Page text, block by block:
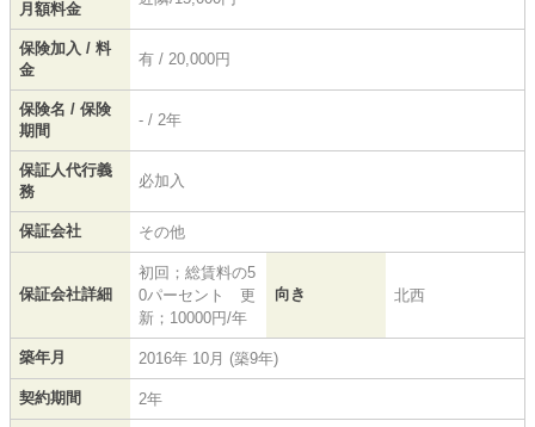
月額料金
保険加入 / 料
金
有 / 20,000円
保険名 / 保険
期間
- / 2年
保証人代行義
務
必加入
保証会社 その他
保証会社詳細
初回；総賃料の5
0パーセント 更
新；10000円/年
向き 北西
築年月 2016年 10月 (築9年)
契約期間 2年